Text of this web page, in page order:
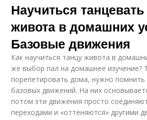
Научиться
живота в домашних
Базовые движения
Как научиться танцу живота в
же выбор пал на домашнее изучение?
порепетировать дома, нужно помнить
базовых движений. На них
потом эти движения просто
переходами и «оттеняются» другими